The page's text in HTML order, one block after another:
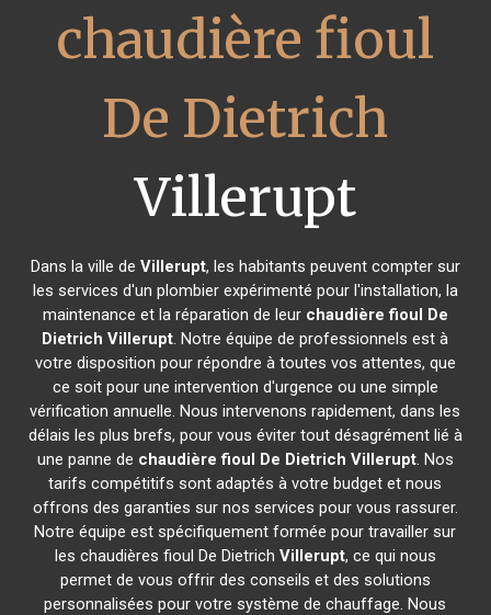
chaudière fioul
De Dietrich
Villerupt
Dans la ville de Villerupt, les habitants peuvent compter sur
les services d'un plombier expérimenté pour l'installation, la
maintenance et la réparation de leur chaudière fioul De
Dietrich Villerupt. Notre équipe de professionnels est à
votre disposition pour répondre à toutes vos attentes, que
ce soit pour une intervention d'urgence ou une simple
vérification annuelle. Nous intervenons rapidement, dans les
délais les plus brefs, pour vous éviter tout désagrément lié à
une panne de chaudière fioul De Dietrich Villerupt. Nos
tarifs compétitifs sont adaptés à votre budget et nous
offrons des garanties sur nos services pour vous rassurer.
Notre équipe est spécifiquement formée pour travailler sur
les chaudières fioul De Dietrich Villerupt, ce qui nous
permet de vous offrir des conseils et des solutions
personnalisées pour votre système de chauffage. Nous